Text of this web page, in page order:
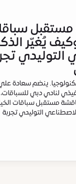
12: مستقبل
يُغيّر
التوليدي
ينضم سعادة
لنادي دبي
مستقبل سباقات
التوليدي تجربة